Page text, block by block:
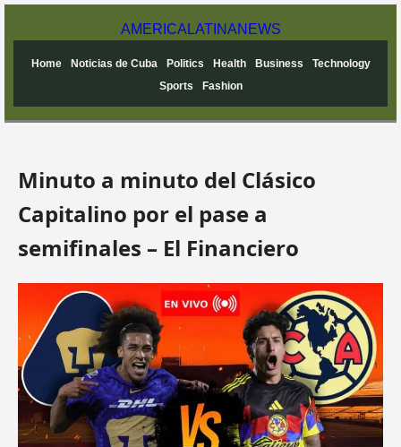
AMERICA LATINANEWS
Home Noticias de Cuba Politics Health Business
Technology
Sports
Fashion
Minuto a minuto del Clásico
Capitalino por el pase a
semifinales – El Financiero